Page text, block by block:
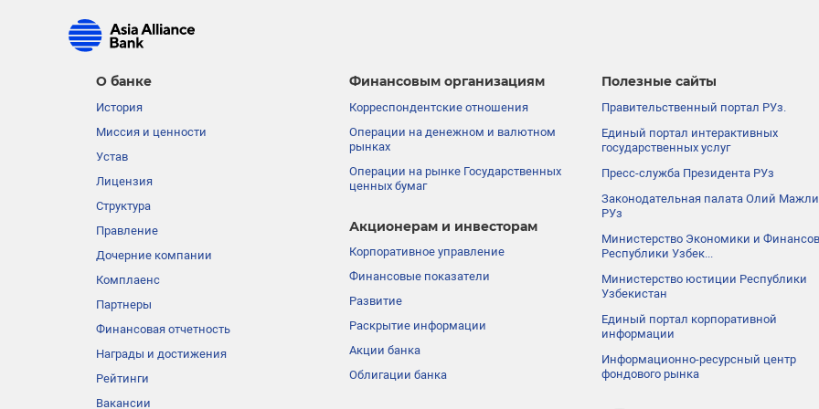
О банке
История
Миссия и ценности
Устав
Лицензия
Структура
Правление
Дочерние компании
Комплаенс
Партнеры
Финансовая отчетность
Награды и достижения
Рейтинги
Вакансии
Финансовым организациям
Корреспондентские отношения
Операции на денежном и валютном
рынках
Операции на рынке Государственных
ценных бумаг
Акционерам и инвесторам
Корпоративное управление
Финансовые показатели
Развитие
Раскрытие информации
Акции банка
Облигации банка
Полезные сайты
Правительственный портал РУз.
Единый портал интерактивных
государственных услуг
Пресс-служба Президента РУз
Законодательная палата Олий
РУз
Министерство Экономики и
Республики Узбек...
Министерство юстиции Республики
Узбекистан
Единый портал корпоративной
информации
Информационно-ресурсный центр
фондового рынка